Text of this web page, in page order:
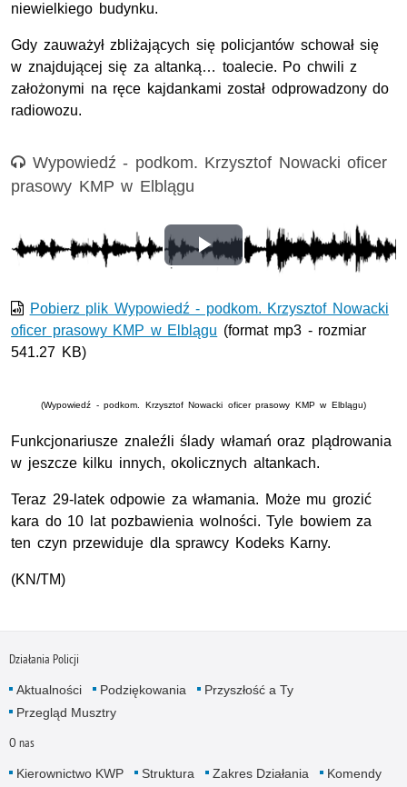
niewielkiego budynku.
Gdy zauważył zbliżających się policjantów schował się
w znajdującej się za altanką… toalecie. Po chwili z
założonymi na ręce kajdankami został odprowadzony do
radiowozu.
Nagranie audio
Wypowiedź - podkom. Krzysztof Nowacki oficer
prasowy KMP w Elblągu
Odtwórz
wideo
Pobierz plik Wypowiedź - podkom. Krzysztof Nowacki
oficer prasowy KMP w Elblągu (format mp3 - rozmiar
541.27 KB)
(Wypowiedź - podkom. Krzysztof Nowacki oficer prasowy KMP w Elblągu)
Funkcjonariusze znaleźli ślady włamań oraz plądrowania
w jeszcze kilku innych, okolicznych altankach.
Teraz 29-latek odpowie za włamania. Może mu grozić
kara do 10 lat pozbawienia wolności. Tyle bowiem za
ten czyn przewiduje dla sprawcy Kodeks Karny.
(KN/TM)
Działania Policji
Aktualności Podziękowania
Przyszłość a Ty
Przegląd Musztry
O nas
Kierownictwo KWP Struktura Zakres Działania
Komendy